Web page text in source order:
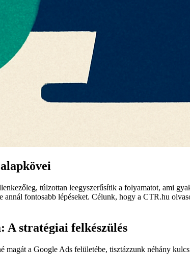
túlzottan leegyszerűsítik a folyamatot, ami
fontosabb lépéseket. Célunk, hogy a CTR.hu
stratégiai felkészülés
magát a Google Ads felületébe, tisztázzunk néhány